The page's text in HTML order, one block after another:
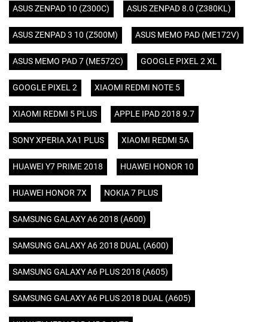
ASUS ZENPAD 10 (Z300C) ASUS ZENPAD 8.0 (Z380KL)
ASUS ZENPAD 3 10 (Z500M) ASUS MEMO PAD (ME172V)
ASUS MEMO PAD 7 (ME572C) GOOGLE PIXEL 2 XL
GOOGLE PIXEL 2 XIAOMI REDMI NOTE 5
XIAOMI REDMI 5 PLUS APPLE IPAD 2018 9.7
SONY XPERIA XA1 PLUS XIAOMI REDMI 5A
HUAWEI Y7 PRIME 2018 HUAWEI HONOR 10
HUAWEI HONOR 7X NOKIA 7 PLUS
SAMSUNG GALAXY A6 2018 (A600)
SAMSUNG GALAXY A6 2018 DUAL (A600)
SAMSUNG GALAXY A6 PLUS 2018 (A605)
SAMSUNG GALAXY A6 PLUS 2018 DUAL (A605)